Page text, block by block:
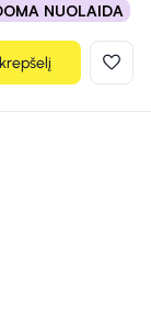
NUOLAIDA